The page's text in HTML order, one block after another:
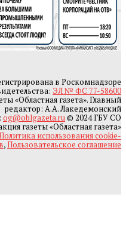
в Роскомнадзоре
ЭЛ № ФС 77-58600
«Областная газета». Главный
редактор: А.А. Лакедемонский
og@oblgazeta.ru© 2024 ГБУ СО
газеты «Областная газета»
использования cookie-
,Пользовательское соглашение